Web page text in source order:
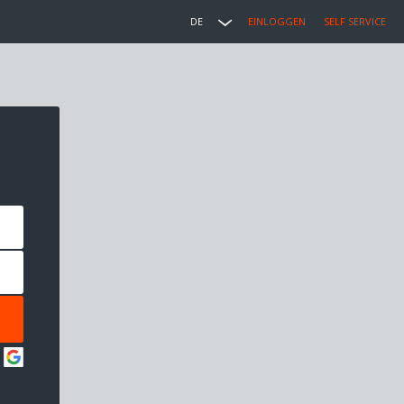
DE EINLOGGEN SELF SERVICE